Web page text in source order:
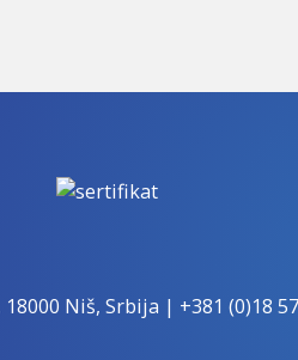
18000 Niš, Srbija | +381 (0)18